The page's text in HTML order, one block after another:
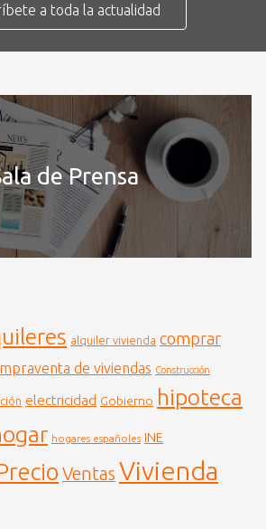
a toda la actualidad
de Prensa
alquiler vivienda comprar
de viviendas Construcción
electricidad Gobierno hipoteca
hogares españoles INE
Ventas Vivienda